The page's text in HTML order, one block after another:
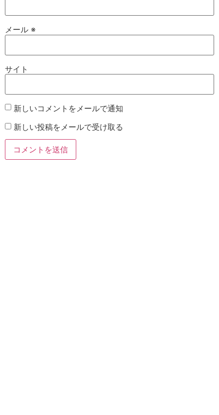
メール ※
サイト
新しいコメントをメールで通知
新しい投稿をメールで受け取る